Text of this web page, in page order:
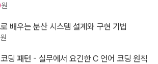
원
배우는 분산 시스템 설계와 구현 기법
원
딩 패턴 - 실무에서 요긴한 C 언어 코딩 원칙